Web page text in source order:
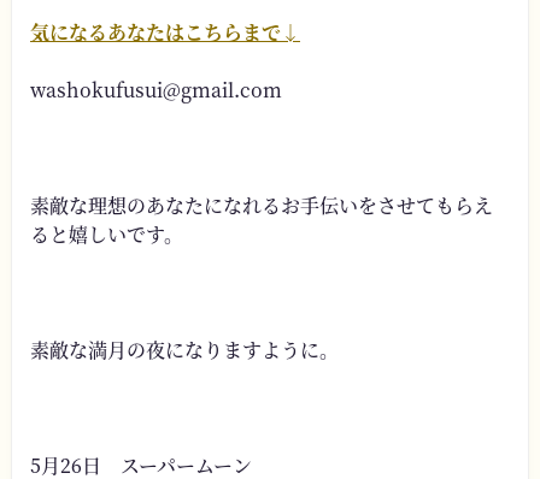
気になるあなたはこちらまで↓
washokufusui@gmail.com
素敵な理想のあなたになれるお手伝いをさせてもらえ
ると嬉しいです。
素敵な満月の夜になりますように。
5月26日 スーパームーン